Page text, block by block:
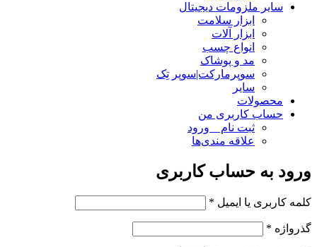
سایر ملزومات دیجیتال
ابزار سلامت
ابزار آلات
انواع چسب
مد و پوشاک
سوپرمارکت|سوپر تِک
سایر
محصولات
حساب کاربری من
ثبت نام _ ورود
علاقه مندی‌ها
ورود به حساب کاربری
کلمه کاربری یا ایمیل *
گذرواژه *